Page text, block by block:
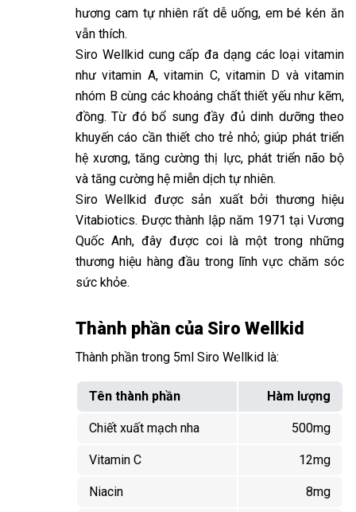
hương cam tự nhiên rất dễ uống, em bé kén ăn
vẫn thích.
Siro Wellkid cung cấp đa dạng các loại vitamin
như vitamin A, vitamin C, vitamin D và vitamin
nhóm B cùng các khoáng chất thiết yếu như kẽm,
đồng. Từ đó bổ sung đầy đủ dinh dưỡng theo
khuyến cáo cần thiết cho trẻ nhỏ; giúp phát triển
hệ xương, tăng cường thị lực, phát triển não bộ
và tăng cường hệ miễn dịch tự nhiên.
Siro Wellkid được sản xuất bởi thương hiệu
Vitabiotics. Được thành lập năm 1971 tại Vương
Quốc Anh, đây được coi là một trong những
thương hiệu hàng đầu trong lĩnh vực chăm sóc
sức khỏe.
Thành phần của Siro Wellkid
Thành phần trong 5ml Siro Wellkid là:
Tên thành phần Hàm lượng
Chiết xuất mạch nha 500mg
Vitamin C 12mg
Niacin 8mg